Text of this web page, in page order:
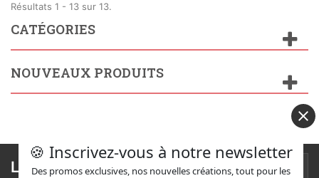
Résultats 1 - 13 sur 13.
CATÉGORIES
NOUVEAUX PRODUITS
Lettre d'informations
🍪 Inscrivez-vous à notre newsletter
Des promos exclusives, nos nouvelles créations, tout pour les